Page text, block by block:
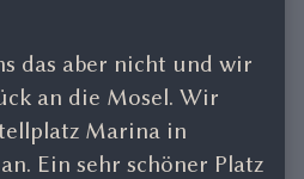
das aber nicht und wir
an die Mosel. Wir
Marina in
Ein sehr schöner Platz